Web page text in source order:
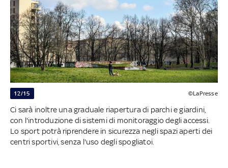
12/15 ©LaPresse
Ci sarà inoltre una graduale riapertura di parchi e giardini,
con l'introduzione di sistemi di monitoraggio degli accessi.
Lo sport potrà riprendere in sicurezza negli spazi aperti dei
centri sportivi, senza l'uso degli spogliatoi.